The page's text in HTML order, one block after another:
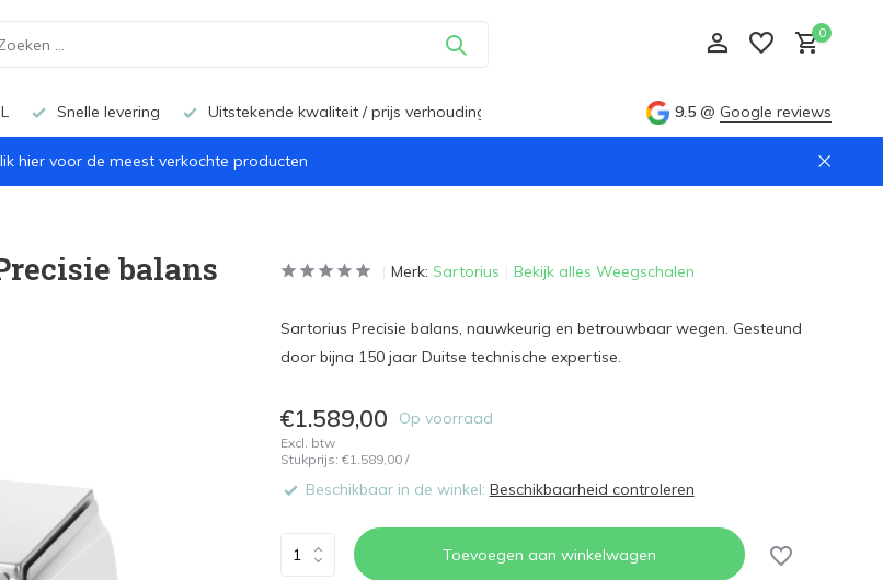
Account aanmaken
0
Snelle levering Uitstekende kwaliteit / prijs verhouding 9.5 @ Google reviews
hier voor de meest verkochte producten
balans Merk: Sartorius Bekijk alles Weegschalen
Sartorius Precisie balans, nauwkeurig en betrouwbaar wegen. Gesteund
door bijna 150 jaar Duitse technische expertise.
€1.589,00 Op voorraad
Excl. btw
Stukprijs: €1.589,00/
Beschikbaar in de winkel: Beschikbaarheid controleren
Toevoegen aan winkelwagen